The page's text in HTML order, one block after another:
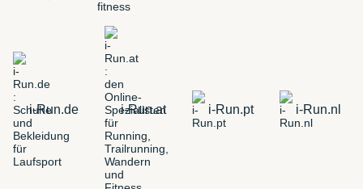
i-Run.de i-Run.at i-Run.pt i-Run.nl